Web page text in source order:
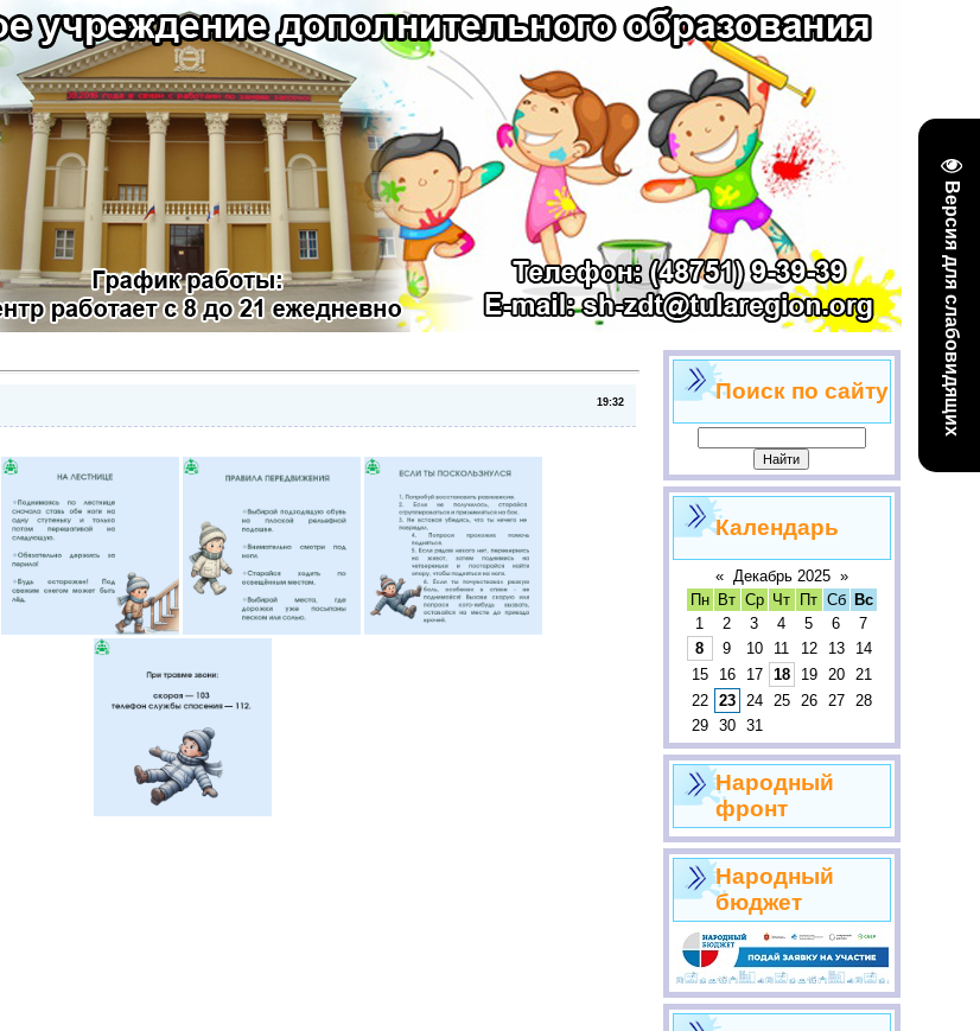
Версия для слабовидящих
19:32 Поиск по сайту
Календарь
« Декабрь 2025 »
Пн
Вт Ср Чт Пт Сб
Вс
1
2 3 4 5 6
7
8
9 10 11 12 13
14
15
16 17 18 19 20
21
22
23 24 25 26 27
28
29
30 31
Народный
фронт
Народный
бюджет